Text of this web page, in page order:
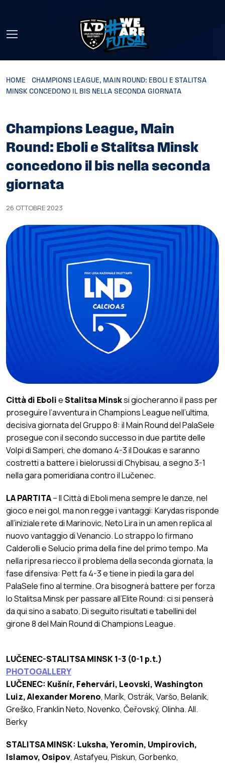
HOME
CHAMPIONS LEAGUE, MAIN ROUND: EBOLI E STALITSA
MINSK CONCEDONO IL BIS NELLA SECONDA GIORNATA
Champions League, Main
Round: Eboli e Stalitsa Minsk
concedono il bis nella seconda
giornata
26 OTTOBRE 2023
Città di EbolieStalitsa Minsksi giocheranno il pass per
proseguire l’avventura in Champions League nell’ultima,
decisiva giornata del Gruppo 8: il Main Round del PalaSele
prosegue con il secondo successo in due partite delle
Volpi di Samperi, che domano 4-3 il Doukas e saranno
costretti a battere i bielorussi di Chybisau, a segno 3-1
nella gara pomeridiana contro il Lučenec.
LA PARTITA– Il Città di Eboli mena sempre le danze, nel
gioco e nei gol, ma non regge i vantaggi: Karydas risponde
all’iniziale rete di Marinovic, Neto Lira in un amen replica al
nuovo vantaggio di Venancio. Lo strappo lo firmano
Calderolli e Selucio prima della fine del primo tempo. Ma
nella ripresa riecco il problema della seconda giornata, la
fase difensiva: Pett fa 4-3 e tiene in piedi la gara del
PalaSele fino al termine. Ora bisognerà battere per forza
lo Stalitsa Minsk per passare all’Elite Round: ci si penserà
da qui sino a sabato. Di seguito risultati e tabellini del
girone 8 del Main Round di Champions League.
LUČENEC-STALITSA MINSK 1-3 (0-1 p.t.)
PHOTOGALLERY
LUČENEC: Kušnír, Fehervári, Leovski, Washington
Luiz, Alexander Moreno, Marík, Ostrák, Varšo, Belaník,
Greško, Franklin Neto, Novenko, Čeřovský, Olinha. All.
Berky
STALITSA MINSK: Luksha, Yeromin, Umpirovich,
Islamov, Osipov, Astafyeu, Piskun, Gorbenko,